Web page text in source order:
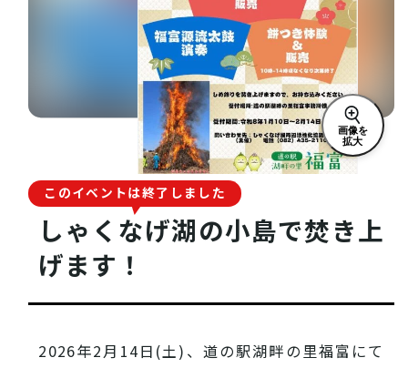
画像を
拡大
このイベントは終了しました
しゃくなげ湖の小島で焚き上
げます！
2026年2月14日(土)、道の駅湖畔の里福富にて
注目コンテンツ
PICK UP
西条酒蔵通り特設ページ